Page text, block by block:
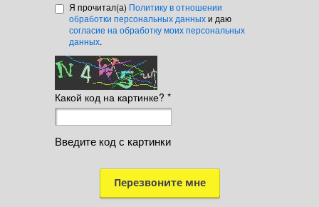
Я прочитал(а) Политику в отношении
обработки персональных данныхи даю
согласие на обработку моих персональных
данных.
Какой код на картинке? *
Введите код с картинки